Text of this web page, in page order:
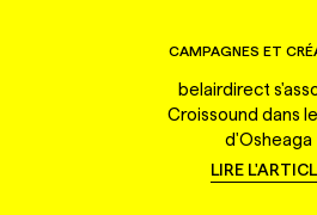
CAMPAGNES ET
belairdirect
Croissound dans
d'Osheaga
LIRE